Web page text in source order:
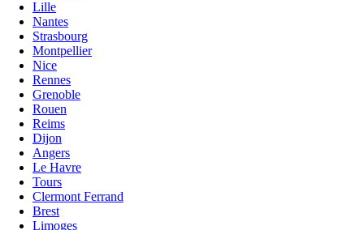
Lille
Nantes
Strasbourg
Montpellier
Nice
Rennes
Grenoble
Rouen
Reims
Dijon
Angers
Le Havre
Tours
Clermont Ferrand
Brest
Limoges